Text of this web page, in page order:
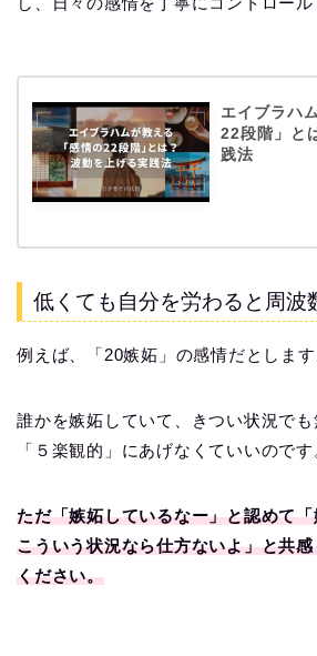
エイブラハ
22段階」と
践法
低くても自分を労わると周波
例えば、「20嫉妬」の感情だとします
誰かを嫉妬していて、きつい状況で
「５楽観的」にあげなくていいのです
ただ「嫉妬しているなー」と認めて
こういう状況なら仕方ないよ」と共
ください。